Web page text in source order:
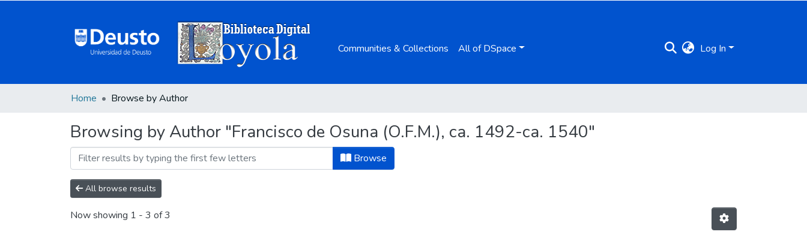
Communities & Collections All of DSpace Log In
Home Browse by Author
Browsing by Author "Francisco de Osuna (O.F.M.), ca. 1492-ca. 1540"
Browse
All browse results
Now showing 1 - 3 of 3